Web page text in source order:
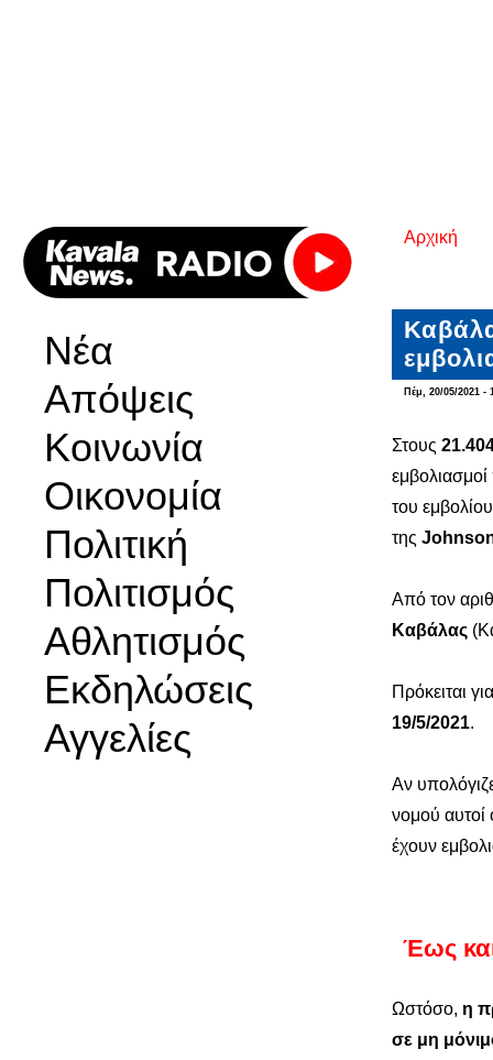
Νέα
Απόψεις
Κοινωνία
Οικονομία
Πολιτική
Πολιτισμός
Αθλητισμός
Εκδηλώσεις
Αγγελίες
Είστε
Αρχική
Πέμ, 20/05/2021 -
Στους
εμβολιασμοί
του
της
Από τον
Καβάλας
Πρόκειται
19/5/2021.
Αν
νομού αυτοί
έχουν
Έως
Ωστόσο, η
σε μη